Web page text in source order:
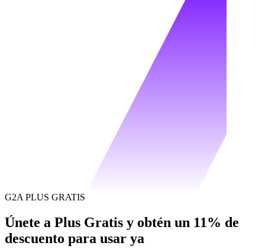
G2A PLUS GRATIS
Únete a Plus Gratis y obtén un 11% de
descuento para usar ya